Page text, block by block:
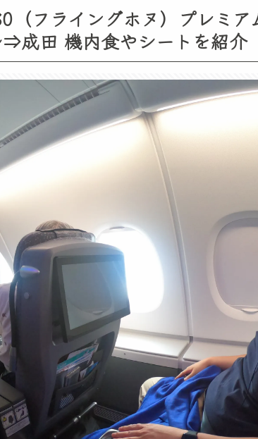
フライングホヌ）プレミア
成田 機内食やシートを紹介